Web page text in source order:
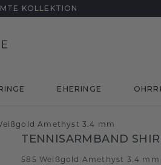
KOLLEKTION
EHERINGE
Amethyst 3.4 mm
TENNISARMBAND
585 Weißgold Amethyst 3.4 mm